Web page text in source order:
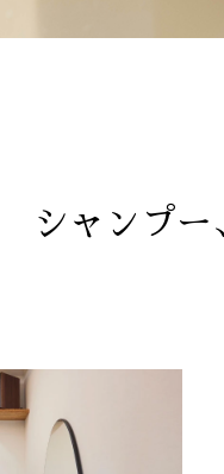
シャンプ